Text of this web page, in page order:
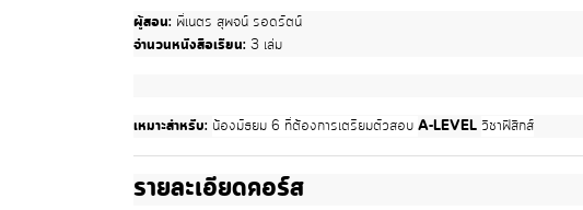
ผู้สอน: พี่เนตร สุพจน์ รอดรัตน์
จำนวนหนังสือเรียน: 3 เล่ม
เหมาะสำหรับ: น้องมัธยม 6 ที่ต้องการเตรียมตัวสอบ A-LEVEL วิชาฟิสิกส์
รายละเอียดคอร์ส